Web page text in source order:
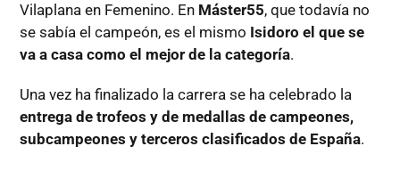
Vilaplana en Femenino. En Máster55, que todavía no
se sabía el campeón, es el mismo Isidoro el que se
va a casa como el mejor de la categoría.
Una vez ha finalizado la carrera se ha celebrado la
entrega de trofeos y de medallas de campeones,
subcampeones y terceros clasificados de España.